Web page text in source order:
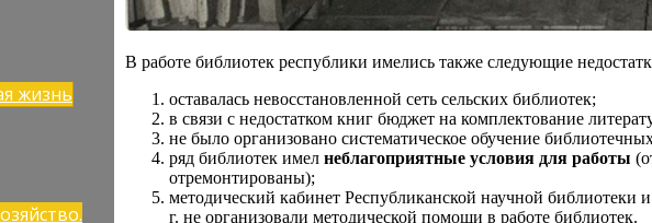
жизнь
В работе библиотек республики имелись также следующие
оставалась невосстановленной сеть сельских библиотек;
в связи с недостатком книг бюджет на комплектование
не было организовано систематическое обучение
ряд библиотек имелнеблагоприятные условия для работы
отремонтированы);
методический кабинет Республиканской научной
г. не организовали методической помощи в работе библиотек.